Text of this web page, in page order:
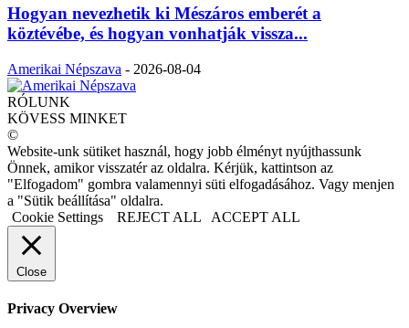
Hogyan nevezhetik ki Mészáros emberét a
köztévébe, és hogyan vonhatják vissza...
Amerikai Népszava - 2026-08-04
RÓLUNK
KÖVESS MINKET
©
Website-unk sütiket használ, hogy jobb élményt nyújthassunk
Önnek, amikor visszatér az oldalra. Kérjük, kattintson az
"Elfogadom" gombra valamennyi süti elfogadásához. Vagy menjen
a "Sütik beállítása" oldalra.
Cookie Settings
REJECT ALL ACCEPT ALL
Close
Privacy Overview